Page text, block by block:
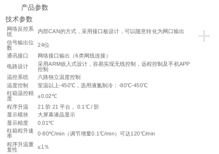
产品参数
技术参数
+
网络反控系
统 内部CAN的方式，采用接口板设计，可以随意转化为网口输出
信号输出位
数 24位
通讯接口
网络接口输出（6类网线连接）
电路设计
采用ARM嵌入式设计，容易实现无线控制，远程控制及手机APP
控制
温控系统
六路独立温度控制
温度控制
室温以上-450℃，选用液氮制冷：-80℃-450℃
柱箱温控精
度
±0.02℃
程序升温
21 阶 21 平台， 0.1℃ / 阶
显示模块
大屏幕液晶显示
显示精度
0.01℃
柱箱程升速
率
0-80℃/min（调节增量0.1℃/min）可达120℃/min
程序升温重
复性
≤1％